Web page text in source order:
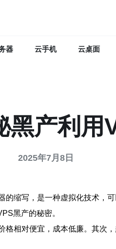
器 云手机 云桌面
黑产利用
2025年7月8日
缩写，是一种虚拟化技术，
黑产的秘密。
相对便宜，成本低廉。其次